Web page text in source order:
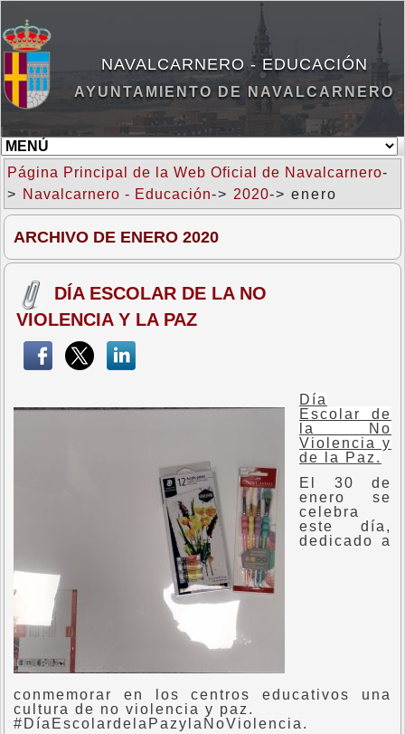
NAVALCARNERO - EDUCACIÓN
AYUNTAMIENTO DE NAVALCARNERO
Página Principal de la Web Oficial de Navalcarnero-
> Navalcarnero - Educación-> 2020-> enero
ARCHIVO DE ENERO 2020
DÍA ESCOLAR DE LA NO
VIOLENCIA Y LA PAZ
Día
Escolar de
la No
Violencia y
de la Paz.
El 30 de
enero se
celebra
este día,
dedicado a
conmemorar en los centros educativos una
cultura de no violencia y paz.
#DíaEscolardelaPazylaNoViolencia.